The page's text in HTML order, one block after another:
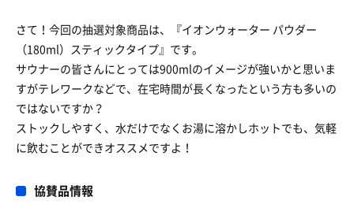
さて！今回の抽選対象商品は、『イオンウォーター パウダー
（180ml）スティックタイプ』です。
サウナーの皆さんにとっては900mlのイメージが強いかと思いま
すがテレワークなどで、在宅時間が長くなったという方も多いの
ではないですか？
ストックしやすく、水だけでなくお湯に溶かしホットでも、気軽
に飲むことができオススメですよ！
協賛品情報